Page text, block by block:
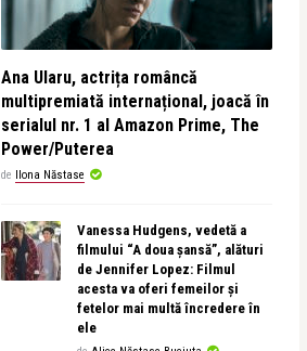
Ana Ularu, actrița româncă
multipremiată internațional, joacă în
serialul nr. 1 al Amazon Prime, The
Power/Puterea
de Ilona Năstase
Vanessa Hudgens, vedetă a
filmului “A doua șansă”, alături
de Jennifer Lopez: Filmul
acesta va oferi femeilor și
fetelor mai multă încredere în
ele